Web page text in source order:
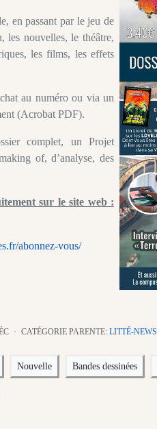
en passant par le jeu de
les nouvelles, le théâtre,
les films, les effets
au numéro ou via un
(Acrobat PDF).
complet, un Projet
of, d’analyse, des
sur le site web :
abonnez-vous/
CATÉGORIE PARENTE: LITTÉ-NEWS
Nouvelle Bandes dessinées